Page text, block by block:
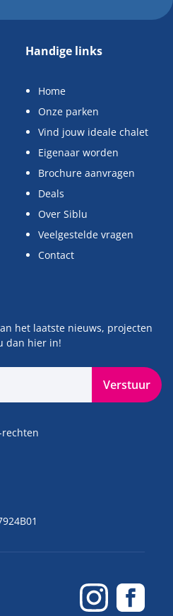
Handige links
Home
Onze parken
Vind jouw ideale chalet
Eigenaar worden
Brochure aanvragen
Deals
Over Siblu
Veelgestelde vragen
Contact
het laatste nieuws, projecten
dan hier in!
Verstuur
rechten